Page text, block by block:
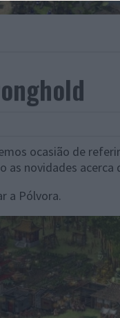
ocasião de
as novidades
a Pólvora.